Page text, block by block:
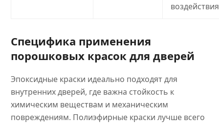
Специфика применения
порошковых красок для дверей
Эпоксидные краски идеально подходят для
внутренних дверей, где важна стойкость к
химическим веществам и механическим
повреждениям. Полиэфирные краски лучше всего